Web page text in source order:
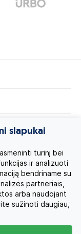
slapukai
turinį bei
ir analizuoti
bendriname su
partneriais,
arba naudojant
sužinoti daugiau,